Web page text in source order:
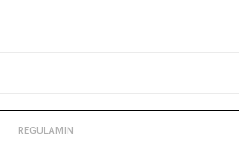
REGULAMIN